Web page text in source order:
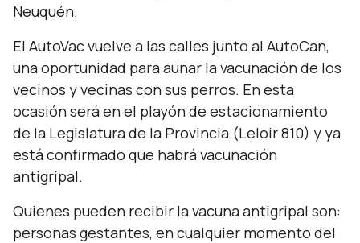
Neuquén.
El AutoVac vuelve a las calles junto al AutoCan,
una oportunidad para aunar la vacunación de los
vecinos y vecinas con sus perros. En esta
ocasión será en el playón de estacionamiento
de la Legislatura de la Provincia (Leloir 810) y ya
está confirmado que habrá vacunación
antigripal.
Quienes pueden recibir la vacuna antigripal son:
personas gestantes, en cualquier momento del